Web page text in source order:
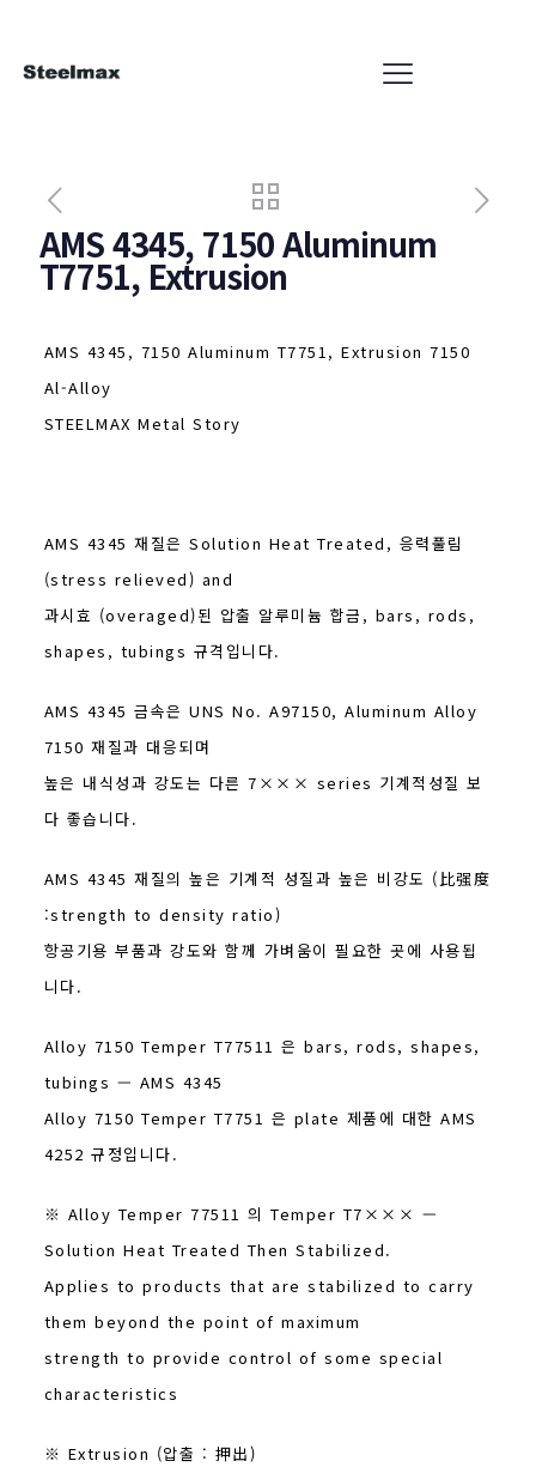
AMS 4345, 7150 Aluminum
T7751, Extrusion
AMS 4345, 7150 Aluminum T7751, Extrusion 7150
Al-Alloy
STEELMAX Metal Story
AMS 4345 재질은 Solution Heat Treated, 응력풀림
(stress relieved) and
과시효 (overaged)된 압출 알루미늄 합금, bars, rods,
shapes, tubings 규격입니다.
AMS 4345 금속은 UNS No. A97150, Aluminum Alloy
7150 재질과 대응되며
높은 내식성과 강도는 다른 7××× series 기계적성질 보
다 좋습니다.
AMS 4345 재질의 높은 기계적 성질과 높은 비강도 (比强度
:strength to density ratio)
항공기용 부품과 강도와 함께 가벼움이 필요한 곳에 사용됩
니다.
Alloy 7150 Temper T77511 은 bars, rods, shapes,
tubings — AMS 4345
Alloy 7150 Temper T7751 은 plate 제품에 대한 AMS
4252 규정입니다.
※ Alloy Temper 77511 의 Temper T7××× —
Solution Heat Treated Then Stabilized.
Applies to products that are stabilized to carry
them beyond the point of maximum
strength to provide control of some special
characteristics
※ Extrusion (압출 : 押出)